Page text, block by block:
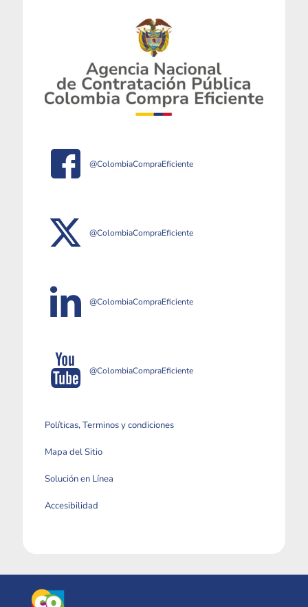
@ColombiaCompraEficiente
@ColombiaCompraEficiente
@ColombiaCompraEficiente
@ColombiaCompraEficiente
Políticas, Terminos y condiciones
Mapa del Sitio
Solución en Línea
Accesibilidad